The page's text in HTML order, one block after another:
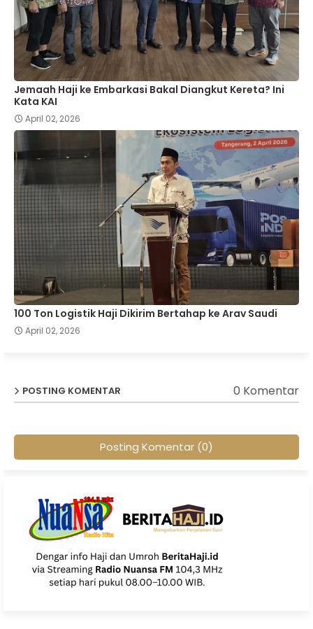
Jemaah Haji ke Embarkasi Bakal Diangkut Kereta? Ini
Kata KAI
April 02, 2026
100 Ton Logistik Haji Dikirim Bertahap ke Arav Saudi
April 02, 2026
POSTING KOMENTAR 0 Komentar
Posting Komentar (0)